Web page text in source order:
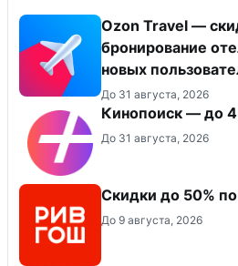
Ozon Travel —
бронирование
новых
До 31 августа, 2026
Кинопоиск — до
До 31 августа, 2026
Скидки до 50%
До 9 августа, 2026